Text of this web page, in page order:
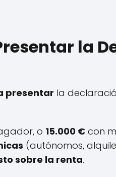
la
presentar la
o 15.000 € con
(autónomos,
sobre la renta.